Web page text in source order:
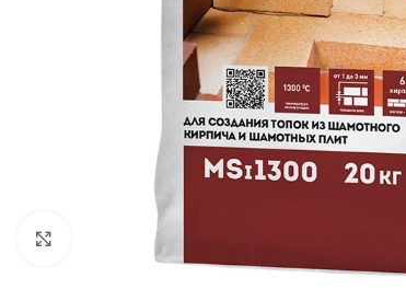
Нажмите, чтобы увеличить